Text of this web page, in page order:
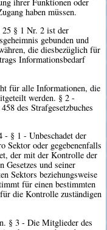
haben müssen.
§ 1 Nr. 2 ist der
gebunden und
die diesbezüglich für
Informationsbedarf
für alle Informationen, die
werden. § 2 -
des Strafgesetzbuches
§ 1 - Unbeschadet der
Sektor oder gegebenenfalls
der mit der Kontrolle der
Gesetzes und seiner
Sektors beziehungsweise
für einen bestimmten
die Kontrolle zuständigen
§ 3 - Die Mitglieder des